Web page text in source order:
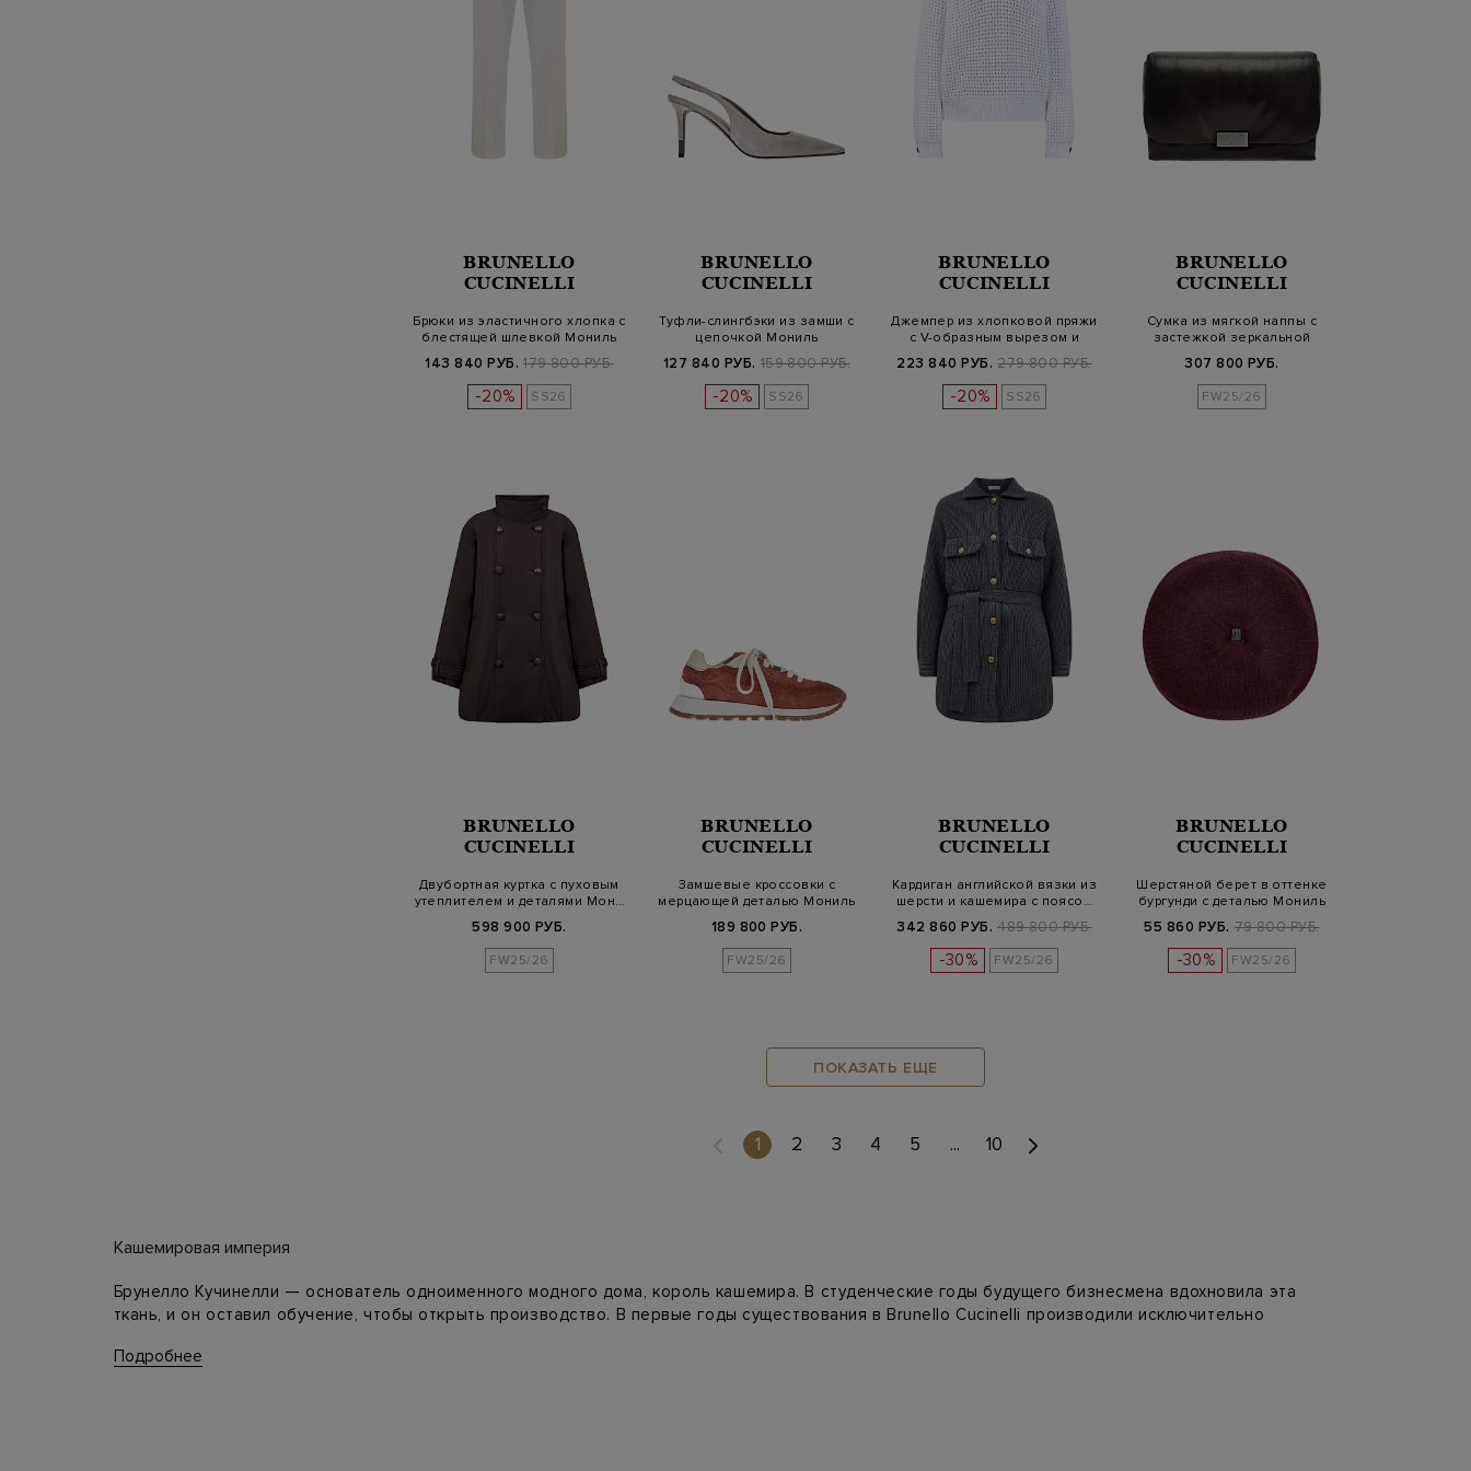
BRUNELLO
CUCINELLI
Брюки из эластичного хлопка с
блестящей шлевкой Мониль
143 840 РУБ. 179 800 РУБ.
-20% SS26
BRUNELLO
CUCINELLI
Туфли-слингбэки из замши с
цепочкой Мониль
127 840 РУБ. 159 800 РУБ.
-20% SS26
BRUNELLO
CUCINELLI
Джемпер из хлопковой пряжи
с V-образным вырезом и
223 840 РУБ. 279 800 РУБ.
-20% SS26
BRUNELLO
CUCINELLI
Сумка из мягкой наппы с
застежкой зеркальной
307 800 РУБ.
FW25/26
BRUNELLO
CUCINELLI
Двубортная куртка с пуховым
утеплителем и деталями Мон…
598 900 РУБ.
FW25/26
BRUNELLO
CUCINELLI
Замшевые кроссовки с
мерцающей деталью Мониль
189 800 РУБ.
FW25/26
BRUNELLO
CUCINELLI
Кардиган английской вязки из
шерсти и кашемира с поясо…
342 860 РУБ. 489 800 РУБ.
-30% FW25/26
BRUNELLO
CUCINELLI
Шерстяной берет в оттенке
бургунди с деталью Мониль
55 860 РУБ. 79 800 РУБ.
-30% FW25/26
ПОКАЗАТЬ ЕЩЕ
1(current)
2 3 4 5 ... 10
Кашемировая империя
Брунелло Кучинелли — основатель одноименного модного дома, король кашемира. В студенческие годы будущего бизнесмена вдохновила эта
ткань, и он оставил обучение, чтобы открыть производство. В первые годы существования в Brunello Cucinelli производили исключительно
Подробнее